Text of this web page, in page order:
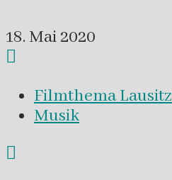
18. Mai 2020
Filmthema Lausitz
Musik